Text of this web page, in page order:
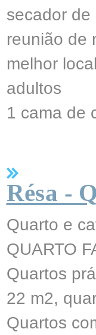
secador de
reunião de
melhor
adultos
1 cama de
Résa -
Quarto e
QUARTO
Quartos
22 m2,
Quartos